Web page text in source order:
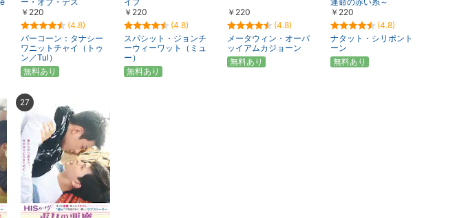
￥220
(4.8)
パーコーン：タナシー
ワニットチャイ（トゥ
ン／Tul）
無料あり
￥220
(4.8)
スパシット・ジョンチ
ーウィーワット（ミュ
ー）
無料あり
￥220
(4.8)
メータウィン・オーパ
ッイアムカジョーン
無料あり
￥220
(4.8)
ナタット・シリポント
ーン
無料あり
27